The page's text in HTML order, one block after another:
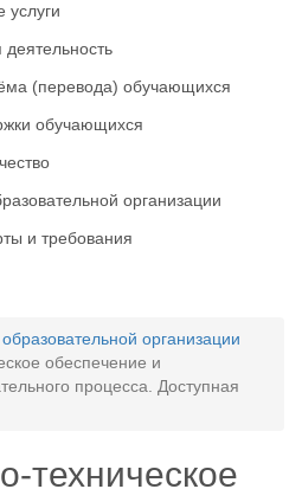
услуги
(перевода) обучающихся
обучающихся
организации
и требования
организации
обеспечение и
процесса. Доступная
техническое